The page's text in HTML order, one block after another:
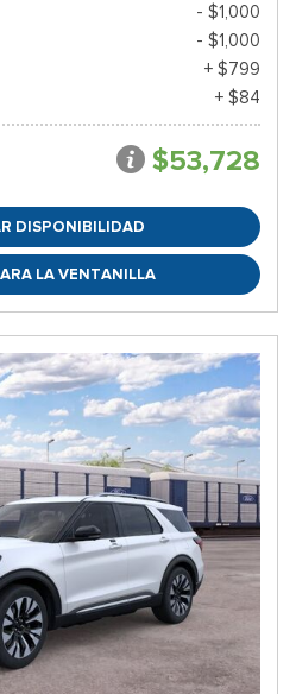
- $1,000
- $1,000
+ $799
+ $84
$53,728
DISPONIBILIDAD
LA VENTANILLA